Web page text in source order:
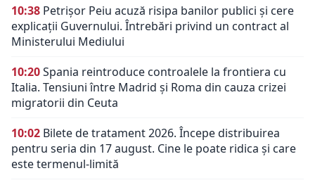
10:38 Petrișor Peiu acuză risipa banilor publici și cere
explicații Guvernului. Întrebări privind un contract al
Ministerului Mediului
10:20Spania reintroduce controalele la frontiera cu
Italia. Tensiuni între Madrid și Roma din cauza crizei
migratorii din Ceuta
10:02 Bilete de tratament 2026. Începe distribuirea
pentru seria din 17 august. Cine le poate ridica și care
este termenul-limită